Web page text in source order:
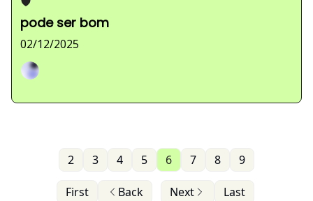
pode ser bom
02/12/2025
First Back
2 3 4 5 6 7 8 9
Next Last